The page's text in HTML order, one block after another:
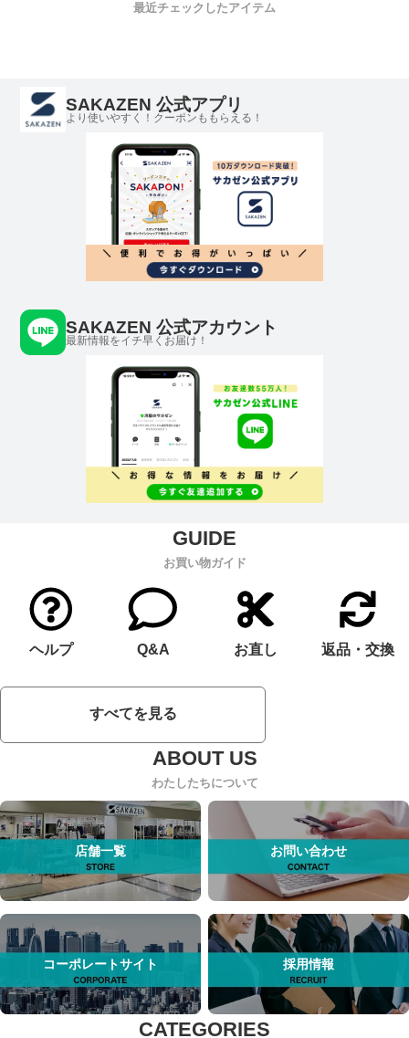
トップス カットソ
ックス
最近チェックしたアイテム
SAKAZEN 公式アプリ
より使いやすく！クーポンももらえる！
SAKAZEN 公式アカウント
最新情報をイチ早くお届け！
お買い物ガイド
ヘルプ Q&A お直し 返品・交換
すべてを見る
わたしたちについて
店舗一覧 お問い合わせ
コーポレートサイト 採用情報